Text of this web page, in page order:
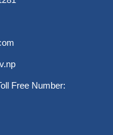
Free Number: